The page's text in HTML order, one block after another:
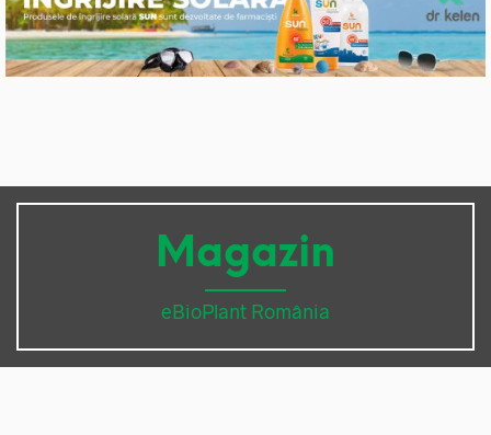
Magazin
eBioPlant România